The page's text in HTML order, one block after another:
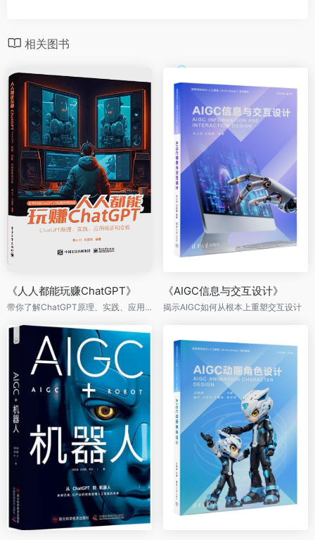
相关图书
《人人都能玩赚ChatGPT》
带你了解ChatGPT原理、实践、应用场景和变现。把握基于深度学习、自然语言处理，AIGC技术革命下的人工智能新时代！
《AIGC信息与交互设计》
揭示AIGC如何从根本上重塑交互设计